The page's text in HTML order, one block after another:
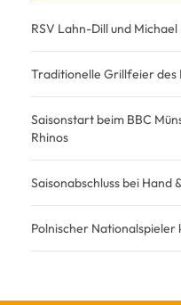
RSV Lahn-Dill und
Traditionelle Grillfeier des
Saisonstart beim BBC
Rhinos
Saisonabschluss bei Hand
Polnischer